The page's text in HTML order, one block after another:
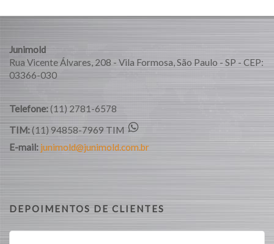
Junimold
Rua Vicente Álvares, 208 - Vila Formosa, São Paulo - SP - CEP:
03366-030
Telefone:(11) 2781-6578
TIM:(11) 94858-7969 TIM
E-mail: junimold@junimold.com.br
DEPOIMENTOS DE CLIENTES